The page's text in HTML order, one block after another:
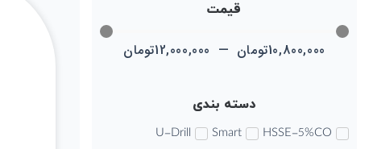
قیمت
10,800,000تومان —
12,000,000تومان
دسته بندی
HSSE-5%CO
Smart
U-Drill